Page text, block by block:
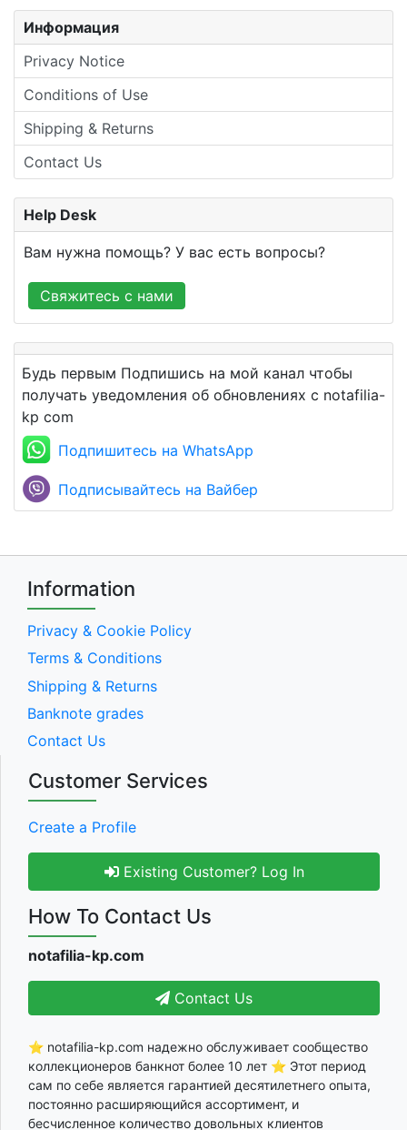
Информация
Privacy Notice
Conditions of Use
Shipping & Returns
Contact Us
Help Desk
Вам нужна помощь? У вас есть вопросы?
Свяжитесь с нами
Будь первым Подпишись на мой канал чтобы
получать уведомления об обновлениях с notafilia-
kp com
Подпишитесь на WhatsApp
Подписывайтесь на Вайбер
Information
Privacy & Cookie Policy
Terms & Conditions
Shipping & Returns
Banknote grades
Contact Us
Customer Services
Create a Profile
Existing Customer? Log In
How To Contact Us
notafilia-kp.com
Contact Us
⭐ notafilia-kp.com надежно обслуживает сообщество
коллекционеров банкнот более 10 лет ⭐ Этот период
сам по себе является гарантией десятилетнего опыта,
постоянно расширяющийся ассортимент, и
бесчисленное количество довольных клиентов